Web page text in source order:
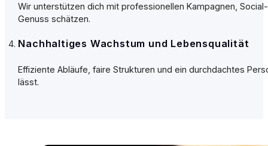
Wir unterstützen dich mit professionellen Kampagnen,
Genuss schätzen.
Nachhaltiges Wachstum und Lebensqualität
Effiziente Abläufe, faire Strukturen und ein durchdachtes
lässt.